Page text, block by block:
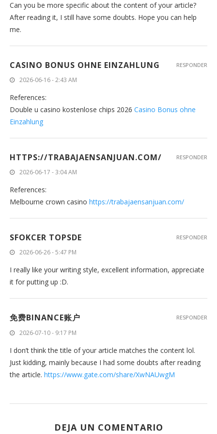
Can you be more specific about the content of your article?
After reading it, I still have some doubts. Hope you can help
me.
CASINO BONUS OHNE EINZAHLUNG
2026-06-16 - 2:43 AM
References:
Double u casino kostenlose chips 2026 Casino Bonus ohne
Einzahlung
RESPONDER
HTTPS://TRABAJAENSANJUAN.COM/
2026-06-17 - 3:04 AM
References:
Melbourne crown casino https://trabajaensanjuan.com/
RESPONDER
SFOKCER TOPSDE
2026-06-26 - 5:47 PM
I really like your writing style, excellent information, appreciate
it for putting up :D.
RESPONDER
免费BINANCE账户
2026-07-10 - 9:17 PM
I don’t think the title of your article matches the content lol.
Just kidding, mainly because I had some doubts after reading
the article. https://www.gate.com/share/XwNAUwgM
RESPONDER
DEJA UN COMENTARIO